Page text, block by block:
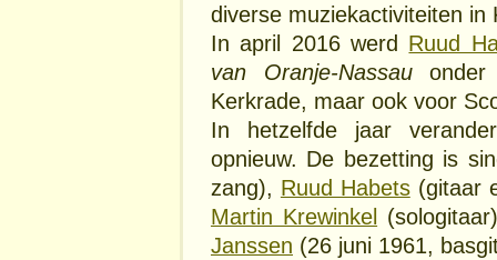
diverse muziekactiviteiten in
In april 2016 werd Ruud
van Oranje-Nassauonder
Kerkrade, maar ook voor
In hetzelfde jaar
opnieuw. De bezetting is
zang), Ruud Habets(gitaar
Martin Krewinkel
Janssen (26 juni 1961,